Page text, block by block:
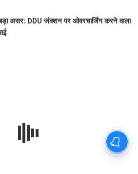
असर: DDU जंक्शन पर ओवरचार्जिंग करने वाला